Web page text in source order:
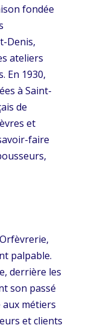
fondée
Denis,
ateliers
En 1930,
à Saint-
de
et
faire
palpable.
derrière les
son passé
métiers
et clients